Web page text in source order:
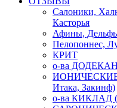
Салоники,
Касторья
Афины,
Пелопоннес,
КРИТ
о-ва
ИОНИЧЕСКИЕ
Итака, Закинф)
о-ва КИКЛАД